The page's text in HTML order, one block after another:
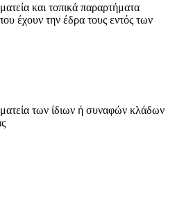
και τοπικά παραρτήματα
έχουν την έδρα τους εντός των
των ίδιων ή συναφών κλάδων